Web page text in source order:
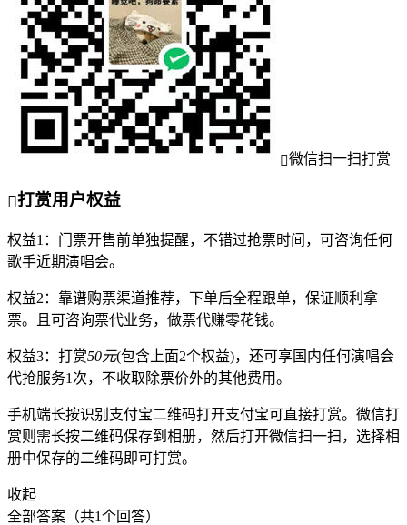
微信扫一扫打赏
打赏用户权益
权益1：门票开售前单独提醒，不错过抢票时间，可咨询任何
歌手近期演唱会。
权益2：靠谱购票渠道推荐，下单后全程跟单，保证顺利拿
票。且可咨询票代业务，做票代赚零花钱。
权益3：打赏50元(包含上面2个权益)，还可享国内任何演唱会
代抢服务1次，不收取除票价外的其他费用。
手机端长按识别支付宝二维码打开支付宝可直接打赏。微信打
赏则需长按二维码保存到相册，然后打开微信扫一扫，选择相
册中保存的二维码即可打赏。
收起
全部答案（共1个回答）